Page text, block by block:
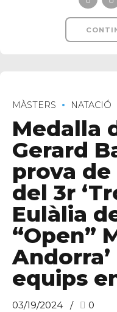
MÀSTERS NATACIÓ
Medalla
Gerard
prova
del 3r
Eulàlia
“Open”
equips
03/19/2024 0